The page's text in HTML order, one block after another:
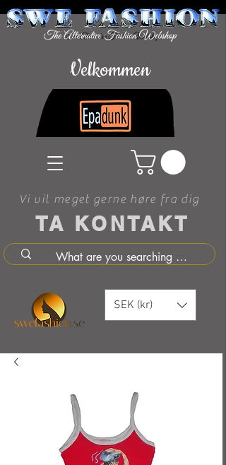
TA KONTAKT
Vi vil meget gerne høre fra dig
Velkommen
SEK (kr)